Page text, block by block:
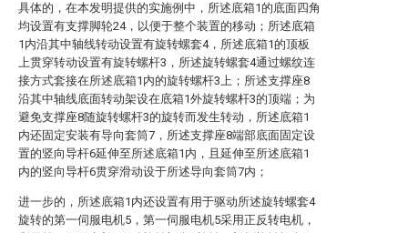
具体的，在本发明提供的实施例中，所述底箱1的底面四角
均设置有支撑脚轮24，以便于整个装置的移动；所述底箱
1内沿其中轴线转动设置有旋转螺套4，所述底箱1的顶板
上贯穿转动设置有旋转螺杆3，所述旋转螺套4通过螺纹连
接方式套接在所述底箱1内的旋转螺杆3上；所述支撑座8
沿其中轴线底面转动架设在底箱1外旋转螺杆3的顶端；为
避免支撑座8随旋转螺杆3的旋转而发生转动，所述底箱1
内还固定安装有导向套筒7，所述支撑座8端部底面固定设
置的竖向导杆6延伸至所述底箱1内，且延伸至所述底箱1
内的竖向导杆6贯穿滑动设于所述导向套筒7内；
进一步的，所述底箱1内还设置有用于驱动所述旋转螺套4
旋转的第一伺服电机5，第一伺服电机5采用正反转电机，